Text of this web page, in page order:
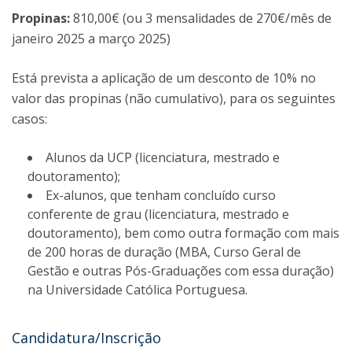
Propinas:810,00€ (ou 3 mensalidades de 270€/mês de
janeiro 2025 a março 2025)
Está prevista a aplicação de um desconto de 10% no
valor das propinas (não cumulativo), para os seguintes
casos:
Alunos da UCP (licenciatura, mestrado e
doutoramento);
Ex-alunos, que tenham concluído curso
conferente de grau (licenciatura, mestrado e
doutoramento), bem como outra formação com mais
de 200 horas de duração (MBA, Curso Geral de
Gestão e outras Pós-Graduações com essa duração)
na Universidade Católica Portuguesa.
Candidatura/Inscrição